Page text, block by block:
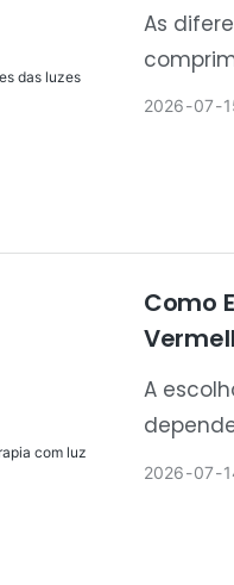
As
2026 07
Como
A
2026 07